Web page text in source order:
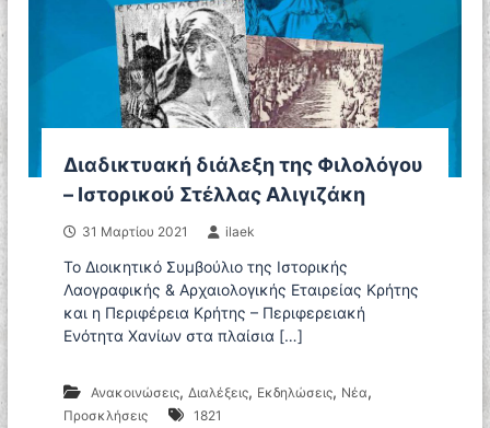
Διαδικτυακή διάλεξη της Φιλολόγου
– Ιστορικού Στέλλας Αλιγιζάκη
31 Μαρτίου 2021 ilaek
Το Διοικητικό Συμβούλιο της Ιστορικής
Λαογραφικής & Αρχαιολογικής Εταιρείας Κρήτης
και η Περιφέρεια Κρήτης – Περιφερειακή
Ενότητα Χανίων στα πλαίσια […]
Ανακοινώσεις, Διαλέξεις, Εκδηλώσεις, Νέα,
Προσκλήσεις 1821